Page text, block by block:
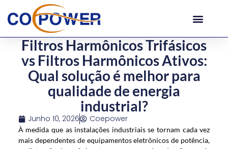
Filtros Harmônicos Trifásicos
vs Filtros Harmônicos Ativos:
Qual solução é melhor para
qualidade de energia
industrial?
Junho 10, 2026 Coepower
À medida que as instalações industriais se tornam cada vez
mais dependentes de equipamentos eletrônicos de potência,